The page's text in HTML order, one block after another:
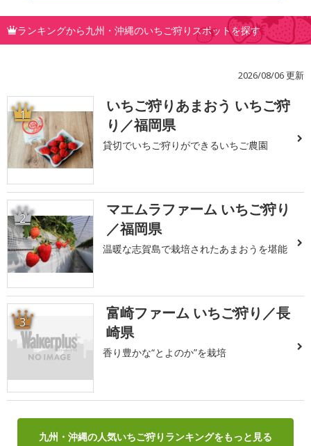
ランキングから九州・沖縄のいちご狩りスポットを探す
2026/08/06 更新
1
いちご狩りあまおう いちご狩
り／福岡県
貸切でいちご狩りができるいちご農園
2
マエムラファーム いちご狩り
／福岡県
温暖な志賀島で栽培されたあまおうを堪能
3
富崎ファーム いちご狩り／長
崎県
香り豊かな“とよのか”を栽培
九州・沖縄の人気いちご狩りランキングをもっと見る